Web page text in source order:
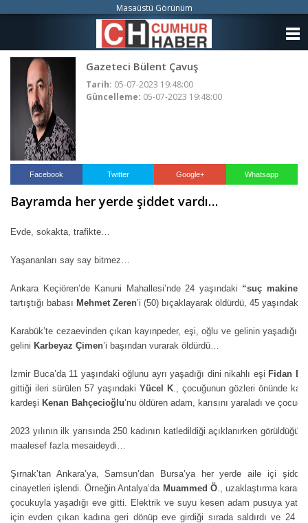
Gazeteci Bülent Çavuş
Tarih: 05-07-2023 19:48:00
Güncelleme: 05-07-2023 19:48:00
Facebook Twitter Google+ Whatsapp
Bayramda her yerde şiddet vardı…
Evde, sokakta, trafikte…
Yaşananları say say bitmez…
Ankara Keçiören’de Kanuni Mahallesi’nde 24 yaşındaki “suç
tartıştığı babası Mehmet Zeren’i (50) bıçaklayarak öldürdü, 45 yaşındaki
Karabük’te cezaevinden çıkan kayınpeder, eşi, oğlu ve gelinin yaşadığı
gelini Karbeyaz Çimen’i başından vurarak öldürdü…
İzmir Buca’da 11 yaşındaki oğlunu ayrı yaşadığı dini nikahlı eşi Fidan
gittiği ileri sürülen 57 yaşındakiYücel K., çocuğunun gözleri önünde
kardeşi Kenan Bahçecioğlu’nu öldüren adam, karısını yaraladı ve
2023 yılının ilk yarısında 250 kadının katledildiği açıklanırken
maalesef fazla mesaideydi…
Şırnak’tan Ankara’ya, Samsun’dan Bursa’ya her yerde aile içi
cinayetleri işlendi. Örneğin Antalya’da Muammed Ö., uzaklaştırma
çocukuyla yaşadığı eve gitti. Elektrik ve suyu kesen adam pusuya
için evden çıkan kadına geri dönüp eve girdiği sırada saldırdı ve 24
Masaüstü Görünüm
YAZARLAR
FOTO GALERİ